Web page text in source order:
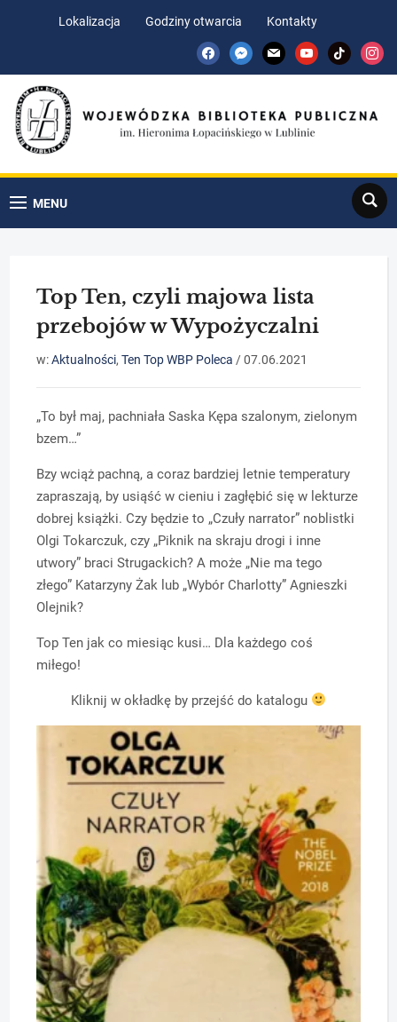
Lokalizacja Godziny otwarcia
Kontakty
facebookmessenger
mail youtubetiktok
MENU
Search
Top Ten, czyli majowa lista
przebojów w Wypożyczalni
w:Aktualności,Ten Top WBP Poleca /07.06.2021
„To był maj, pachniała Saska Kępa szalonym, zielonym
bzem…”
Bzy wciąż pachną, a coraz bardziej letnie temperatury
zapraszają, by usiąść w cieniu i zagłębić się w lekturze
dobrej książki. Czy będzie to „Czuły narrator” noblistki
Olgi Tokarczuk, czy „Piknik na skraju drogi i inne
utwory” braci Strugackich? A może „Nie ma tego
złego” Katarzyny Żak lub „Wybór Charlotty” Agnieszki
Olejnik?
Top Ten jak co miesiąc kusi… Dla każdego coś
miłego!
Kliknij w okładkę by przejść do katalogu